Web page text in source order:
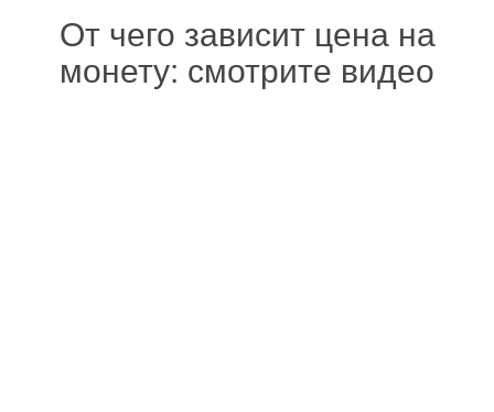
От чего зависит цена на
монету: смотрите видео